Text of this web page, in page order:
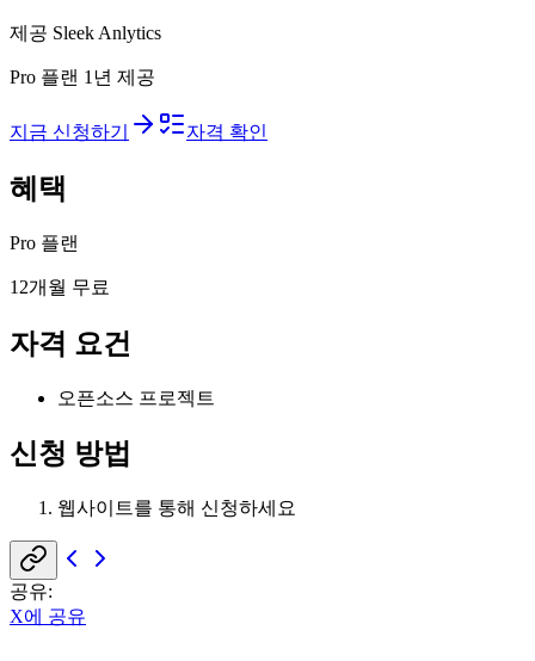
제공 Sleek Anlytics
Pro 플랜 1년 제공
지금 신청하기 자격 확인
혜택
Pro 플랜
12개월 무료
자격 요건
오픈소스 프로젝트
신청 방법
웹사이트를 통해 신청하세요
공유:
X에 공유